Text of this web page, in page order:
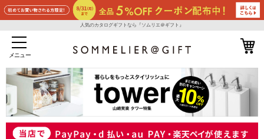
人気のカタログギフトなら『ソムリエ＠ギフト』
メニュー